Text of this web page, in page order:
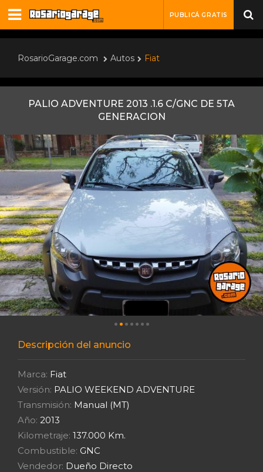
PUBLICÁ GRATIS
RosarioGarage.com Autos Fiat
PALIO ADVENTURE 2013 .1.6 C/GNC DE 5TA
GENERACION
Descripción del anuncio
Marca: Fiat
Versión: PALIO WEEKEND ADVENTURE
Transmisión: Manual (MT)
Año: 2013
Kilometraje: 137.000 Km.
Combustible: GNC
Vendedor: Dueño Directo